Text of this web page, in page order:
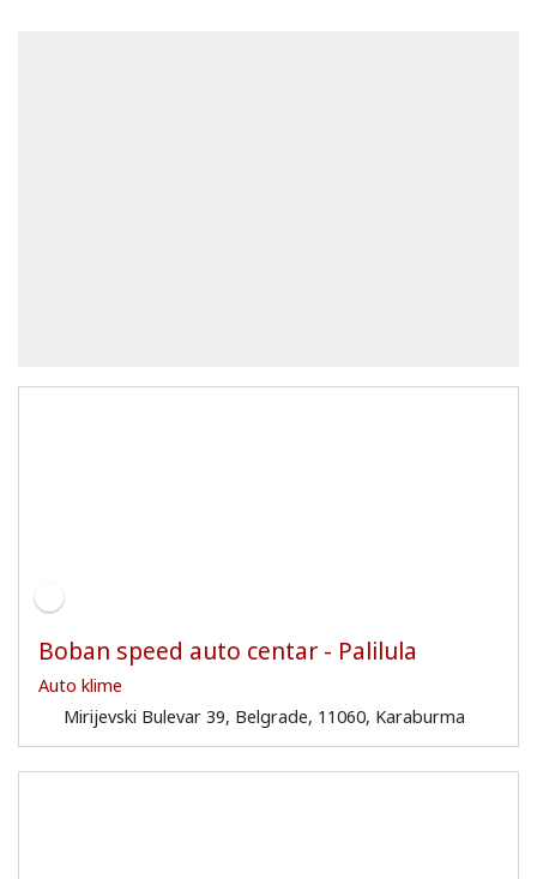
Boban speed auto centar - Palilula
Auto klime
Mirijevski Bulevar 39, Belgrade, 11060, Karaburma